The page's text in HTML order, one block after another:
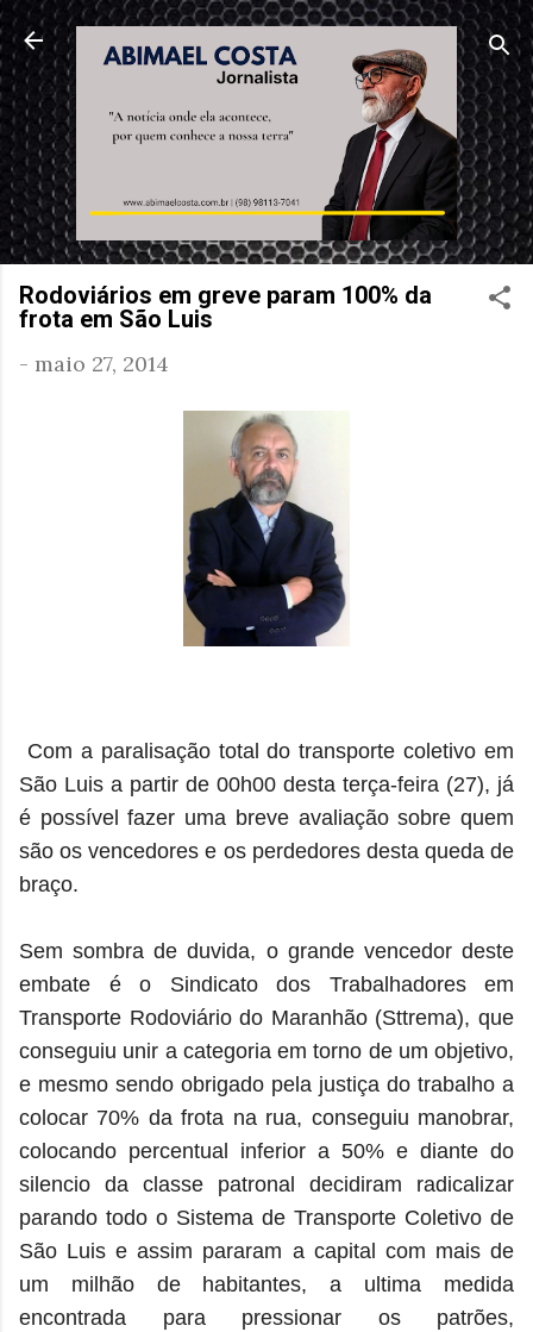
Pular para o conteúdo principal
Rodoviários em greve param 100% da
frota em São Luis
- maio 27, 2014
Com a paralisação total do transporte coletivo em
São Luis a partir de 00h00 desta terça-feira (27), já
é possível fazer uma breve avaliação sobre quem
são os vencedores e os perdedores desta queda de
braço.
Sem sombra de duvida, o grande vencedor deste
embate é o Sindicato dos Trabalhadores em
Transporte Rodoviário do Maranhão (Sttrema), que
conseguiu unir a categoria em torno de um objetivo,
e mesmo sendo obrigado pela justiça do trabalho a
colocar 70% da frota na rua, conseguiu manobrar,
colocando percentual inferior a 50% e diante do
silencio da classe patronal decidiram radicalizar
parando todo o Sistema de Transporte Coletivo de
São Luis e assim pararam a capital com mais de
um milhão de habitantes, a ultima medida
encontrada para pressionar os patrões,